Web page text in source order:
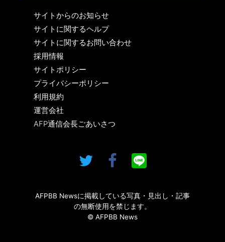
サイトからのお知らせ
サイトに関するヘルプ
サイトに関するお問い合わせ
採用情報
サイトポリシー
プライバシーポリシー
利用規約
運営会社
AFP通信会長ごあいさつ
AFPBB Newsに掲載している写真・見出し・記事
の無断使用を禁じます。
© AFPBB News